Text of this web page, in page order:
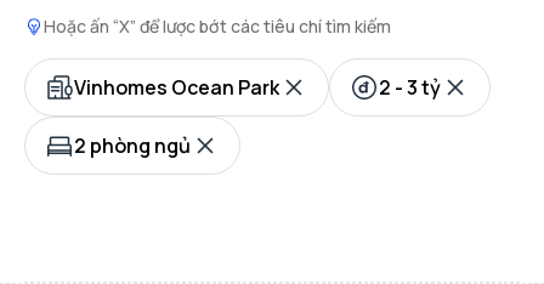
Hoặc ấn “X” để lược bớt các tiêu chí tìm kiếm
Vinhomes Ocean Park 2 - 3 tỷ
2 phòng ngủ